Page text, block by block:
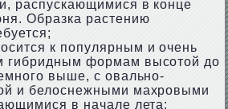
распускающимися в конце
Образка растению
к популярным и очень
гибридным формам высотой до
выше, с овально-
и белоснежными махровыми
в начале лета;